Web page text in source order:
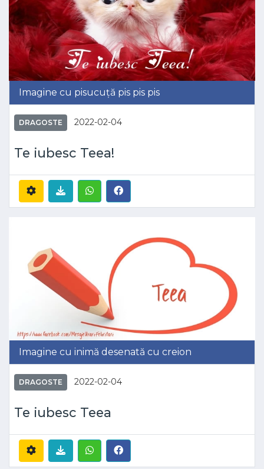
Imagine cu pisucuță pis pis pis
DRAGOSTE 2022-02-04
Te iubesc Teea!
Imagine cu inimă desenată cu creion
DRAGOSTE 2022-02-04
Te iubesc Teea